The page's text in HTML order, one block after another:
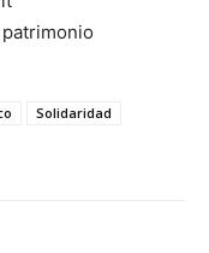
Solidaridad